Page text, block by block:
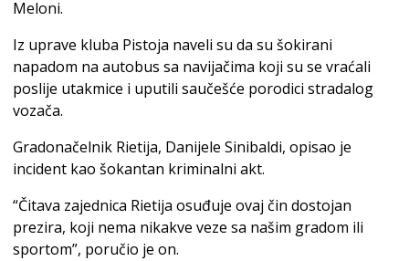
Meloni.
Iz uprave kluba Pistoja naveli su da su šokirani
napadom na autobus sa navijačima koji su se vraćali
poslije utakmice i uputili saučešće porodici stradalog
vozača.
Gradonačelnik Rietija, Danijele Sinibaldi, opisao je
incident kao šokantan kriminalni akt.
“Čitava zajednica Rietija osuđuje ovaj čin dostojan
prezira, koji nema nikakve veze sa našim gradom ili
sportom”, poručio je on.